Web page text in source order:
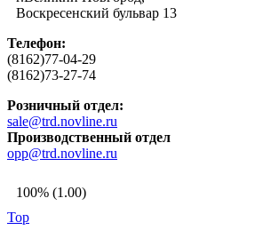
Воскресенский бульвар 13
Телефон:
(8162)77-04-29
(8162)73-27-74
Розничный отдел:
sale@trd.novline.ru
Производственный отдел
opp@trd.novline.ru
100% (1.00)
Top